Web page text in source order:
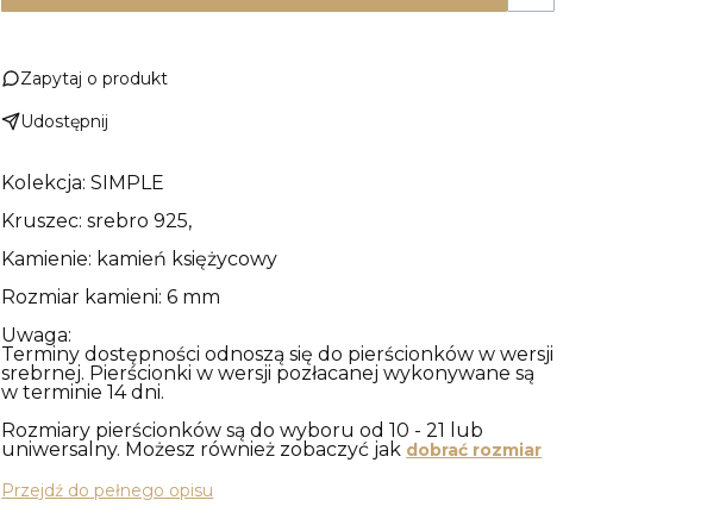
Zapytaj o produkt
Udostępnij
Kolekcja: SIMPLE
Kruszec: srebro 925,
Kamienie: kamień księżycowy
Rozmiar kamieni: 6 mm
Uwaga:
Terminy dostępności odnoszą się do pierścionków w wersji
srebrnej. Pierścionki w wersji pozłacanej wykonywane są
w terminie 14 dni.
Rozmiary pierścionków są do wyboru od 10 - 21 lub
uniwersalny. Możesz również zobaczyć jak dobrać rozmiar
Przejdź do pełnego opisu